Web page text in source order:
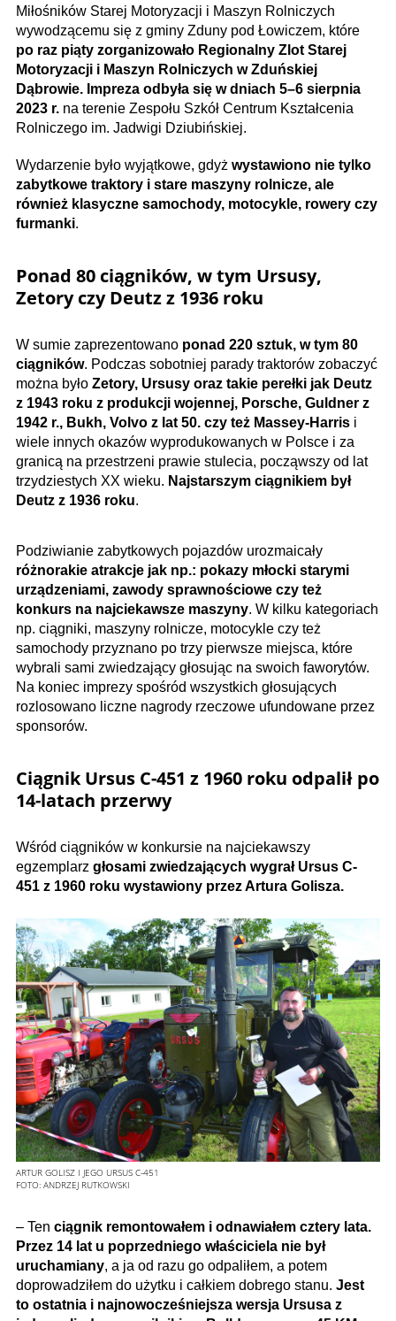
Miłośników Starej Motoryzacji i Maszyn Rolniczych
wywodzącemu się z gminy Zduny pod Łowiczem, które
po raz piąty zorganizowało Regionalny Zlot Starej
Motoryzacji i Maszyn Rolniczych w Zduńskiej
Dąbrowie. Impreza odbyła się w dniach 5–6 sierpnia
2023 r. na terenie Zespołu Szkół Centrum Kształcenia
Rolniczego im. Jadwigi Dziubińskiej.
Wydarzenie było wyjątkowe, gdyż wystawiono nie tylko
zabytkowe traktory i stare maszyny rolnicze, ale
również klasyczne samochody, motocykle, rowery czy
furmanki.
Ponad 80 ciągników, w tym Ursusy,
Zetory czy Deutz z 1936 roku
W sumie zaprezentowano ponad 220 sztuk, w tym 80
ciągników. Podczas sobotniej parady traktorów zobaczyć
można było Zetory, Ursusy oraz takie perełki jak Deutz
z 1943 roku z produkcji wojennej, Porsche, Guldner z
1942 r., Bukh, Volvo z lat 50. czy też Massey-Harris i
wiele innych okazów wyprodukowanych w Polsce i za
granicą na przestrzeni prawie stulecia, począwszy od lat
trzydziestych XX wieku. Najstarszym ciągnikiem był
Deutz z 1936 roku.
Podziwianie zabytkowych pojazdów urozmaicały
różnorakie atrakcje jak np.: pokazy młocki starymi
urządzeniami, zawody sprawnościowe czy też
konkurs na najciekawsze maszyny. W kilku kategoriach
np. ciągniki, maszyny rolnicze, motocykle czy też
samochody przyznano po trzy pierwsze miejsca, które
wybrali sami zwiedzający głosując na swoich faworytów.
Na koniec imprezy spośród wszystkich głosujących
rozlosowano liczne nagrody rzeczowe ufundowane przez
sponsorów.
Ciągnik Ursus C-451 z 1960 roku odpalił po
14-latach przerwy
Wśród ciągników w konkursie na najciekawszy
egzemplarz głosami zwiedzających wygrał Ursus C-
451 z 1960 roku wystawiony przez Artura Golisza.
ARTUR GOLISZ I JEGO URSUS C-451
FOTO: ANDRZEJ RUTKOWSKI
– Ten ciągnik remontowałem i odnawiałem cztery lata.
Przez 14 lat u poprzedniego właściciela nie był
uruchamiany, a ja od razu go odpaliłem, a potem
doprowadziłem do użytku i całkiem dobrego stanu. Jest
to ostatnia i najnowocześniejsza wersja Ursusa z